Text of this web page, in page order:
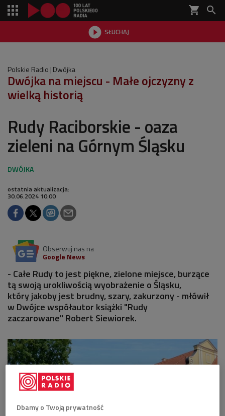
shopping_cart 
 SŁUCHAJ

Polskie Radio Dwójka
Dwójka na miejscu - Małe ojczyzny z
wielką historią
Rudy Raciborskie - oaza
zieleni na Górnym Śląsku
ostatnia aktualizacja:
30.06.2024 10:00
Obserwuj nas na
Google News
- Całe Rudy to jest piękne, zielone miejsce, burzące
tą swoją urokliwością wyobrażenie o Śląsku,
który jakoby jest brudny, szary, zakurzony - młówił
w Dwójce współautor książki "Rudy
zaczarowane" Robert Siewiorek.
Dbamy o Twoją prywatność